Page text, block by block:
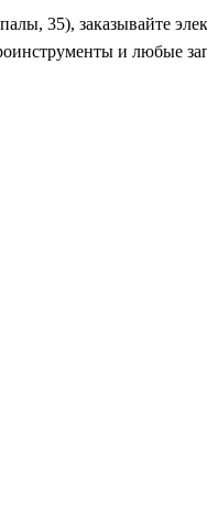
35), заказывайте
и любые